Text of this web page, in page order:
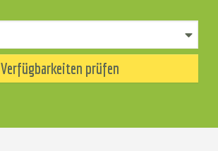
Verfügbarkeiten prüfen